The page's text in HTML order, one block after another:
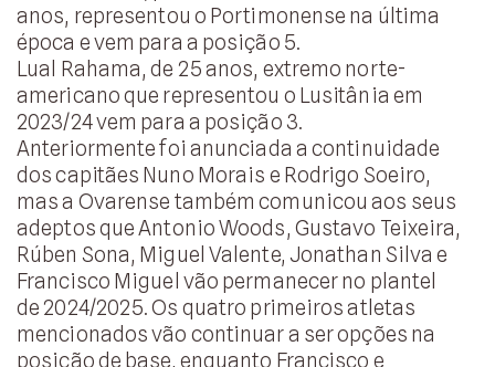
anos, representou o Portimonense na última
época e vem para a posição 5.
Lual Rahama, de 25 anos, extremo norte-
americano que representou o Lusitânia em
2023/24 vem para a posição 3.
Anteriormente foi anunciada a continuidade
dos capitães Nuno Morais e Rodrigo Soeiro,
mas a Ovarense também comunicou aos seus
adeptos que Antonio Woods, Gustavo Teixeira,
Rúben Sona, Miguel Valente, Jonathan Silva e
Francisco Miguel vão permanecer no plantel
de 2024/2025. Os quatro primeiros atletas
mencionados vão continuar a ser opções na
posição de base, enquanto Francisco e